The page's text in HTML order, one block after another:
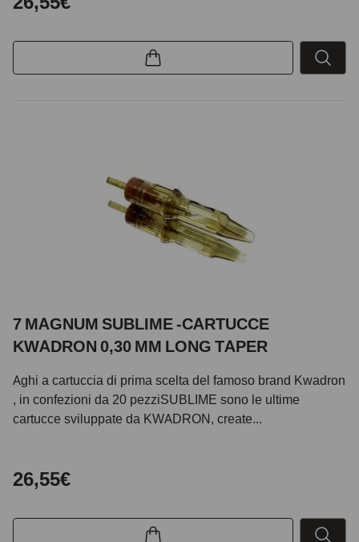
7 MAGNUM SUBLIME -CARTUCCE
KWADRON 0,30 MM LONG TAPER
Aghi a cartuccia di prima scelta del famoso brand Kwadron
, in confezioni da 20 pezziSUBLIME sono le ultime
cartucce sviluppate da KWADRON, create...
26,55€